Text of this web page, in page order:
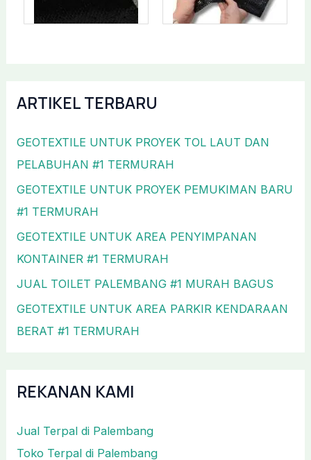
ARTIKEL TERBARU
GEOTEXTILE UNTUK PROYEK TOL LAUT DAN
PELABUHAN #1 TERMURAH
GEOTEXTILE UNTUK PROYEK PEMUKIMAN BARU
#1 TERMURAH
GEOTEXTILE UNTUK AREA PENYIMPANAN
KONTAINER #1 TERMURAH
JUAL TOILET PALEMBANG #1 MURAH BAGUS
GEOTEXTILE UNTUK AREA PARKIR KENDARAAN
BERAT #1 TERMURAH
REKANAN KAMI
Jual Terpal di Palembang
Toko Terpal di Palembang